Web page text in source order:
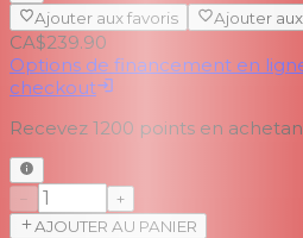
Ajouter aux favoris Ajouter
CA$239.90
Options de financement en
checkout
Recevez 1200 points en
−
+
AJOUTER AU PANIER